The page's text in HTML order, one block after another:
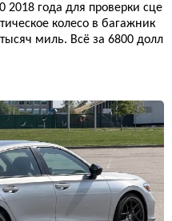
года для проверки сце
колесо в багажник
миль. Всё за 6800 долл